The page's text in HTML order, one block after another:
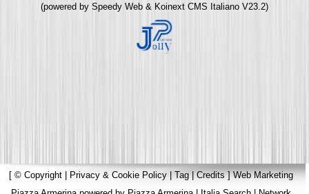
(powered by Speedy Web & Koinext CMS Italiano V23.2)
[ © Copyright | Privacy & Cookie Policy | Tag|Credits]Web Marketing